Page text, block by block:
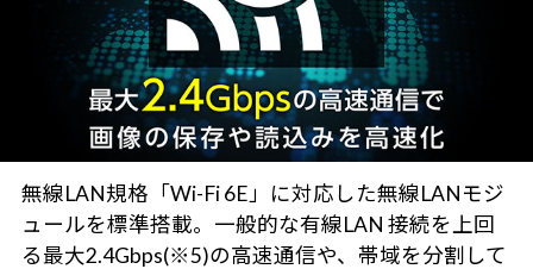
無線LAN規格「Wi-Fi 6E」に対応した無線LANモジ
ュールを標準搭載。一般的な有線LAN 接続を上回
る最大2.4Gbps(※5)の高速通信や、帯域を分割して